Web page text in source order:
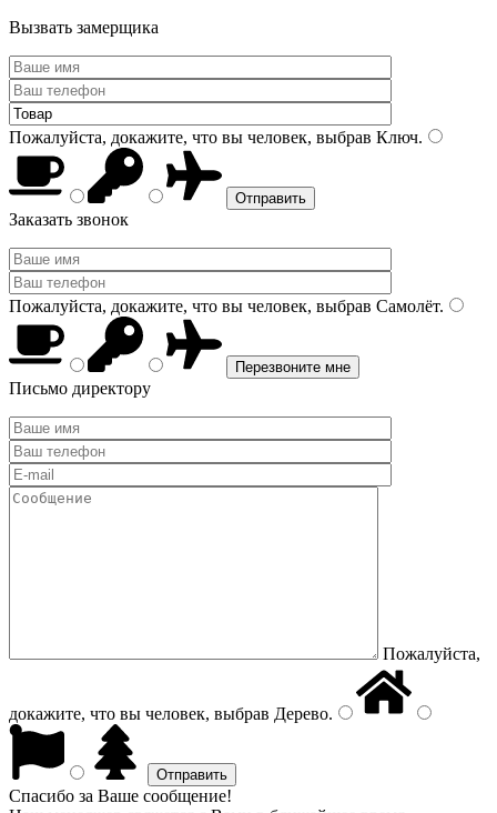
Вызвать замерщика
Пожалуйста, докажите, что вы человек, выбрав Ключ.
Заказать звонок
Пожалуйста, докажите, что вы человек, выбрав Самолёт.
Письмо директору
Пожалуйста,
докажите, что вы человек, выбрав Дерево.
Спасибо за Ваше сообщение!